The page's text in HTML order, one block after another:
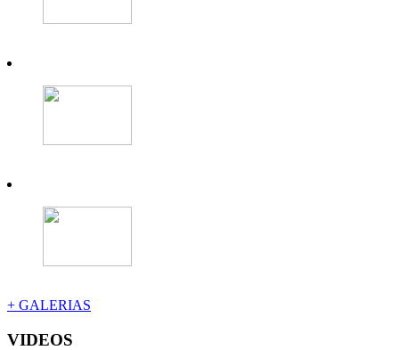
+ GALERIAS
VIDEOS